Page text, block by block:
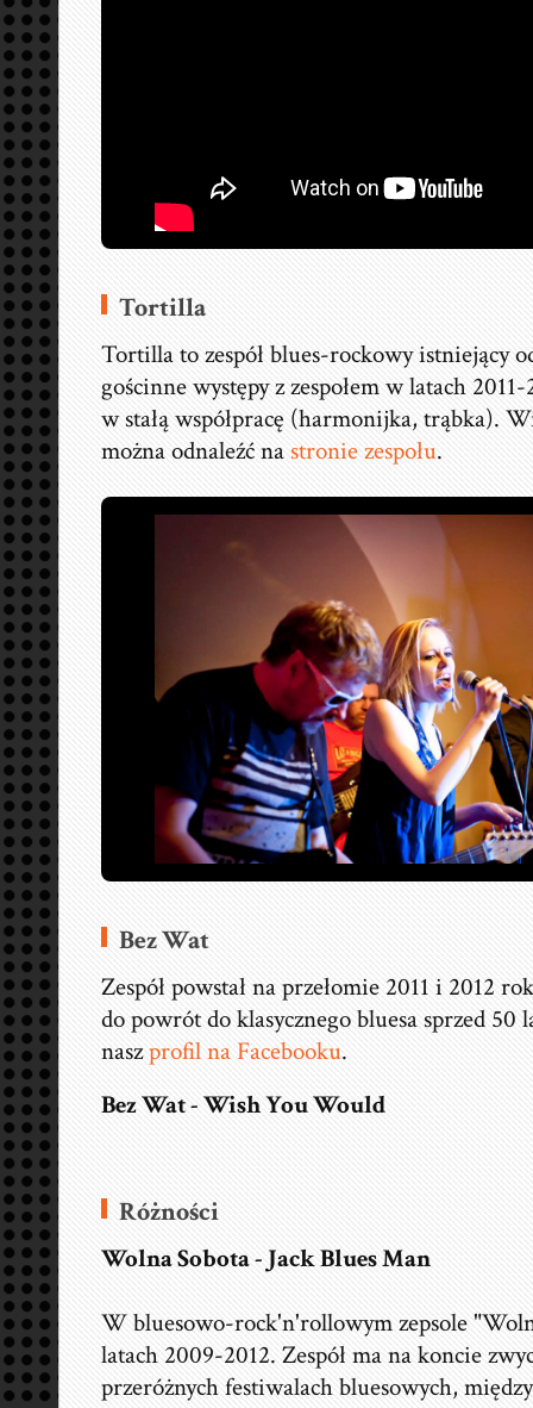
Tortilla
Tortilla to zespół blues-rockowy istniejący
gościnne występy z zespołem w latach
w stałą współpracę (harmonijka, trąbka).
można odnaleźć nastronie zespołu.
Bez Wat
Zespół powstał na przełomie 2011 i 2012
do powrót do klasycznego bluesa sprzed 50
naszprofil na Facebooku.
Bez Wat - Wish You Would
Różności
Wolna Sobota - Jack Blues Man
W bluesowo-rock'n'rollowym zepsole
latach 2009-2012. Zespół ma na koncie
przeróżnych festiwalach bluesowych,